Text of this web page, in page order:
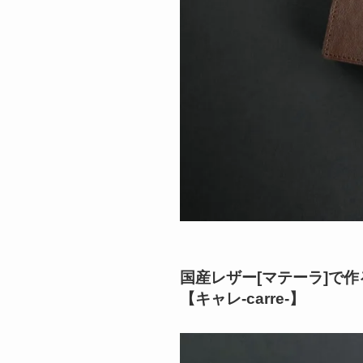
国産レザー[マテーラ]で作
【キャレ-carre-】